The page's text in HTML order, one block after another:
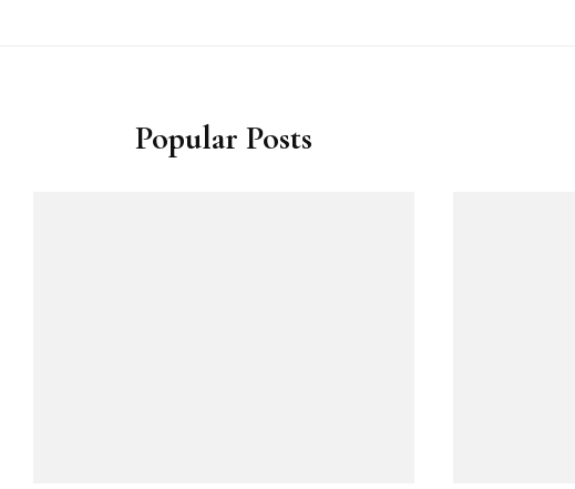
Popular Posts